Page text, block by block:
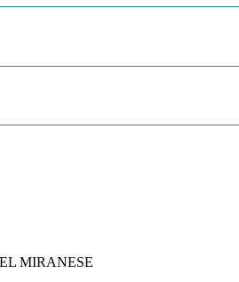
DEGLI INVESTIMENTI
ARTIFICIALE
MIRANESE